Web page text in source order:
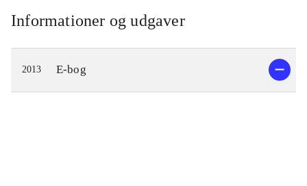
Informationer og udgaver
2013 E-bog